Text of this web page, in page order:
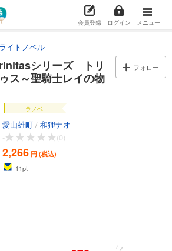
会員登録 ログイン メニュー
イトノベル
シリーズ トリ
ス～聖騎士レイの物
フォロー
ラノベ
愛山雄町 / 和狸ナオ
-
(0)
2,266 円 (税込)
11pt